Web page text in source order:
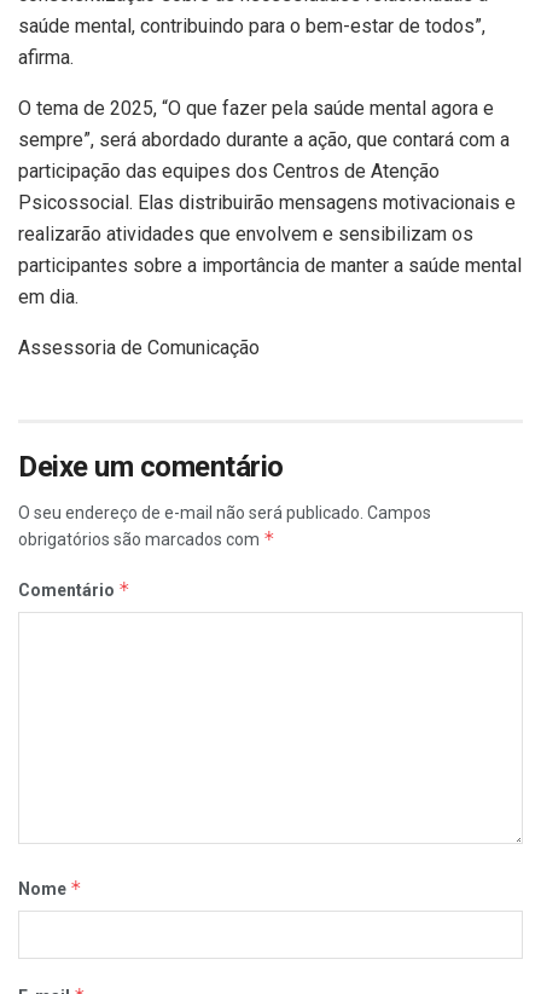
saúde mental, contribuindo para o bem-estar de todos”,
afirma.
O tema de 2025, “O que fazer pela saúde mental agora e
sempre”, será abordado durante a ação, que contará com a
participação das equipes dos Centros de Atenção
Psicossocial. Elas distribuirão mensagens motivacionais e
realizarão atividades que envolvem e sensibilizam os
participantes sobre a importância de manter a saúde mental
em dia.
Assessoria de Comunicação
Deixe um comentário
O seu endereço de e-mail não será publicado. Campos
obrigatórios são marcados com *
Comentário *
Nome *